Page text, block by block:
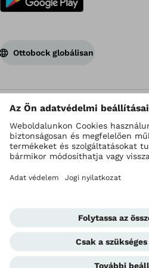
Ottobock globálisan
Szerzői jogok az Ottobock vállalatnál
Adatvédelmi beállítások
Impresszum
Felhasználási feltételek
Bejelentő egység